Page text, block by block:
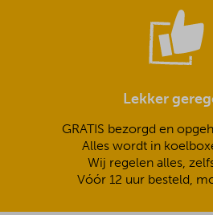
Lekker
GRATIS bezorgd en
Alles wordt in
Wij regelen alles,
Vóór 12 uur besteld,